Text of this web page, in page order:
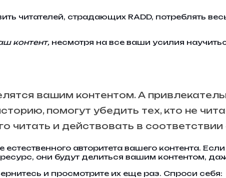
читателей, страдающих RADD, потреблять
контент, несмотря на все ваши усилия
вашим контентом. А
помогут убедить тех, кто не
читать и действовать в соответствии
авторитета вашего контента.
они будут делиться вашим контентом,
и просмотрите их еще раз. Спроси себя: